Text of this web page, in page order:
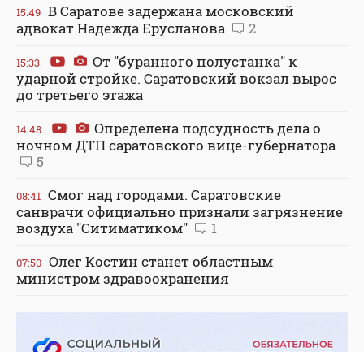
15:49 В Саратове задержана московский
адвокат Надежда Ерусланова
2
15:33
От "буранного полустанка" к
ударной стройке. Саратовский вокзал вырос
до третьего этажа
14:48
Определена подсудность дела о
ночном ДТП саратовского вице-губернатора
5
08:41 Смог над городами. Саратовские
санврачи официально признали загрязнение
воздуха "Ситиматиком"
1
07:50 Олег Костин станет областным
министром здравоохранения